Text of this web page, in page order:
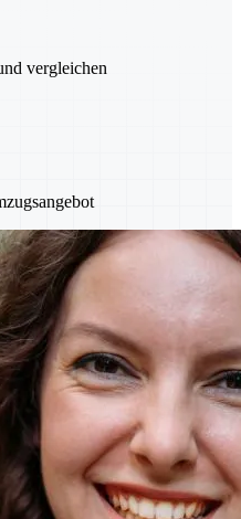
vergleichen